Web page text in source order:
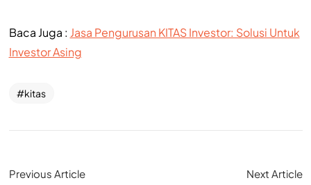
Baca Juga : Jasa Pengurusan KITAS Investor: Solusi Untuk
Investor Asing
kitas
Previous Article Next Article